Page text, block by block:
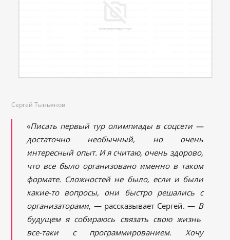
Сергей Тыньянов
«Писать первый тур олимпиады в соцсети —
достаточно необычный, но очень
интересный опыт. И я считаю, очень здорово,
что все было организовано именно в таком
формате. Сложностей не было, если и были
какие-то вопросы, они быстро решались с
организаторами, — рассказывает Сергей. — В
будущем я собираюсь связать свою жизнь
все-таки с программированием. Хочу